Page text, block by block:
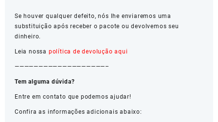
Se houver qualquer defeito, nós lhe enviaremos uma
substituição após receber o pacote ou devolvemos seu
dinheiro.
Leia nossa política de devolução aqui
———————————————————–
Tem alguma dúvida?
Entre em contato que podemos ajudar!
Confira as informações adicionais abaixo: